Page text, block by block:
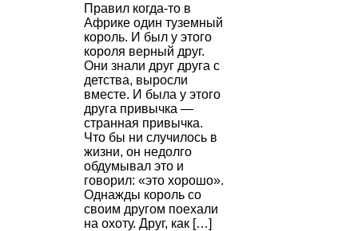
Правил когда-то в
Африке один туземный
король. И был у этого
короля верный друг.
Они знали друг друга с
детства, выросли
вместе. И была у этого
друга привычка —
странная привычка.
Что бы ни случилось в
жизни, он недолго
обдумывал это и
говорил: «это хорошо».
Однажды король со
своим другом поехали
на охоту. Друг, как […]